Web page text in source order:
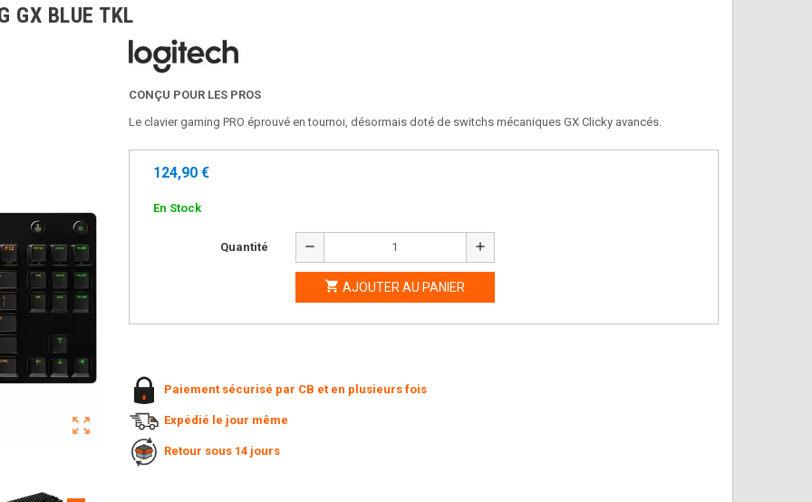
GX BLUE TKL
zoom_out_map
CONÇU POUR LES PROS
Le clavier gaming PRO éprouvé en tournoi, désormais doté de switchs mécaniques GX Clicky avancés.
124,90 €
En Stock
Quantité remove add
 AJOUTER AU PANIER
Paiement sécurisé par CB et en plusieurs fois
Expédié le jour même
Retour sous 14 jours